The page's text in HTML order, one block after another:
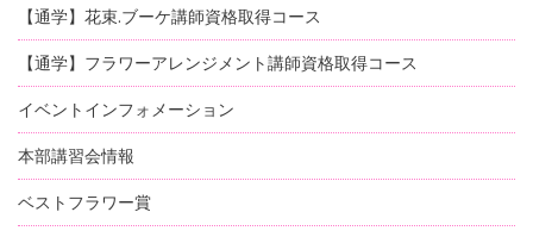
【通学】花束.ブーケ講師資格取得コース
【通学】フラワーアレンジメント講師資格取得コース
イベントインフォメーション
本部講習会情報
ベストフラワー賞